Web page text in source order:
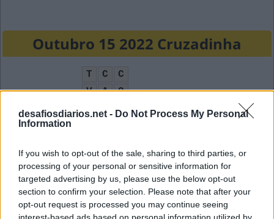
desafiosdiarios.net - Do Not Process My Personal
Information
If you wish to opt-out of the sale, sharing to third parties, or
processing of your personal or sensitive information for
targeted advertising by us, please use the below opt-out
section to confirm your selection. Please note that after your
opt-out request is processed you may continue seeing
interest-based ads based on personal information utilized by
Outubro 15 2022 Cruzadinha
T C
C
V
A
O
F
O L G
A
R O M
A
A
I
D
S
R D
Televisão: